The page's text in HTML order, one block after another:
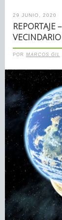
29 JUNIO, 2020
REPORTAJE
POR MARCOS GIL